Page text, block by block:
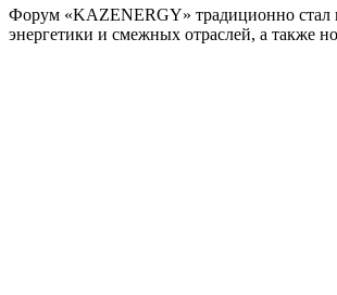
Форум «KAZENERGY» традиционно стал
энергетики и смежных отраслей, а также